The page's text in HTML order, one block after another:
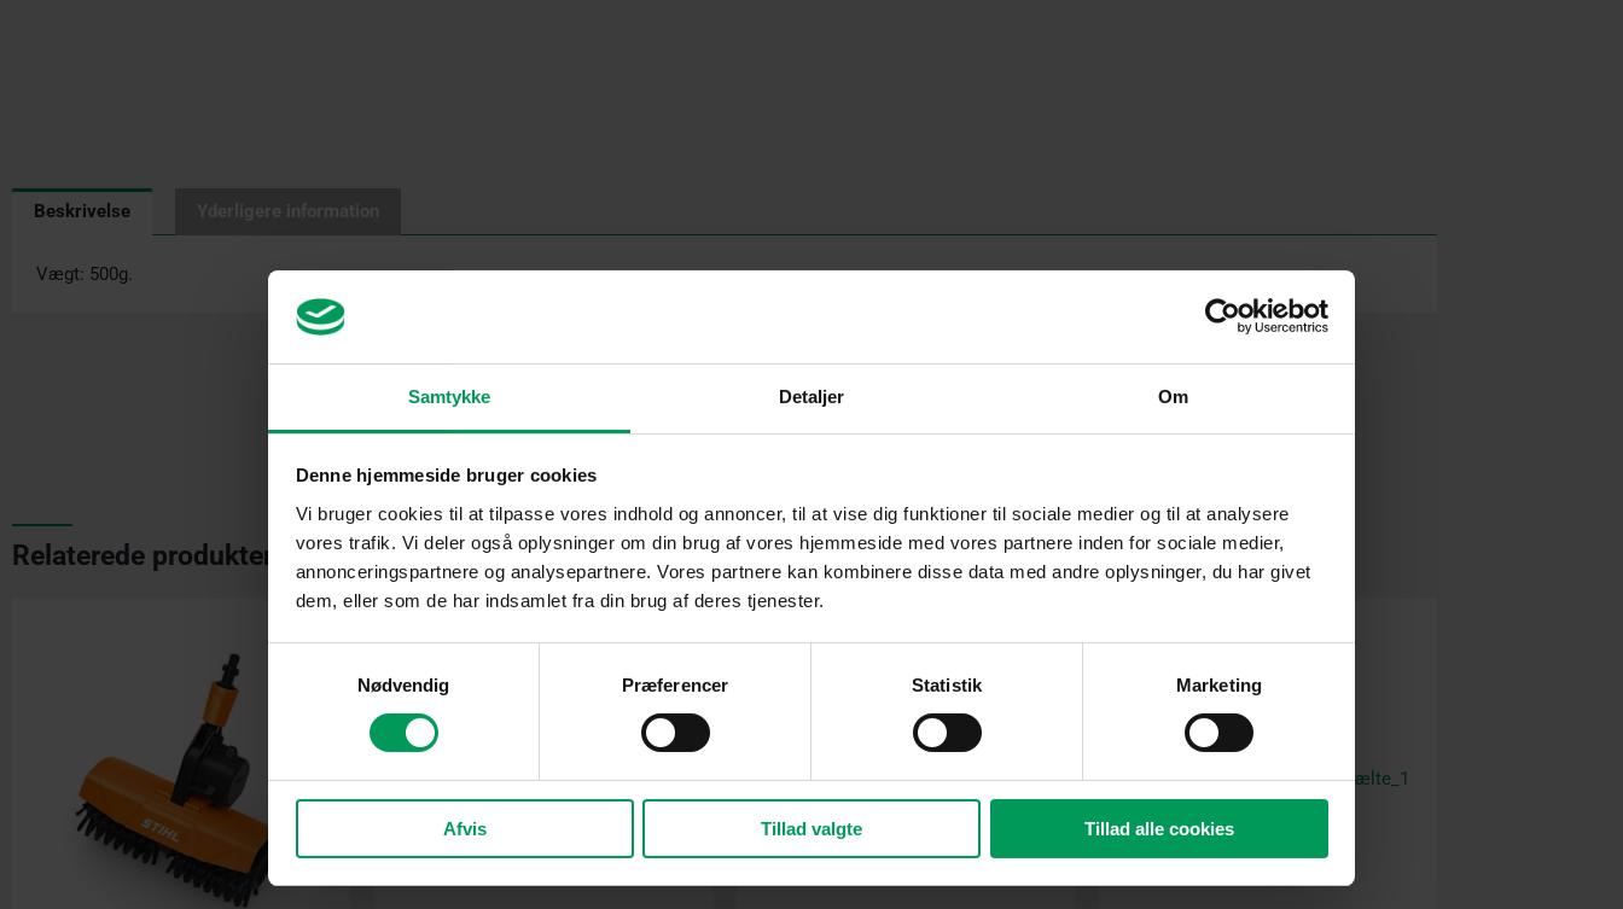
Samtykke Detaljer Om
Denne hjemmeside bruger cookies
Vi bruger cookies til at tilpasse vores indhold og annoncer, til at vise dig funktioner til sociale medier og til at analysere
vores trafik. Vi deler også oplysninger om din brug af vores hjemmeside med vores partnere inden for sociale medier,
annonceringspartnere og analysepartnere. Vores partnere kan kombinere disse data med andre oplysninger, du har givet
dem, eller som de har indsamlet fra din brug af deres tjenester.
Nødvendig
Præferencer Statistik Marketing
Afvis Tillad valgte Tillad alle cookies
Beskrivelse
Vægt: 500g.
Relaterede produkter
Original
was:
Current
is: